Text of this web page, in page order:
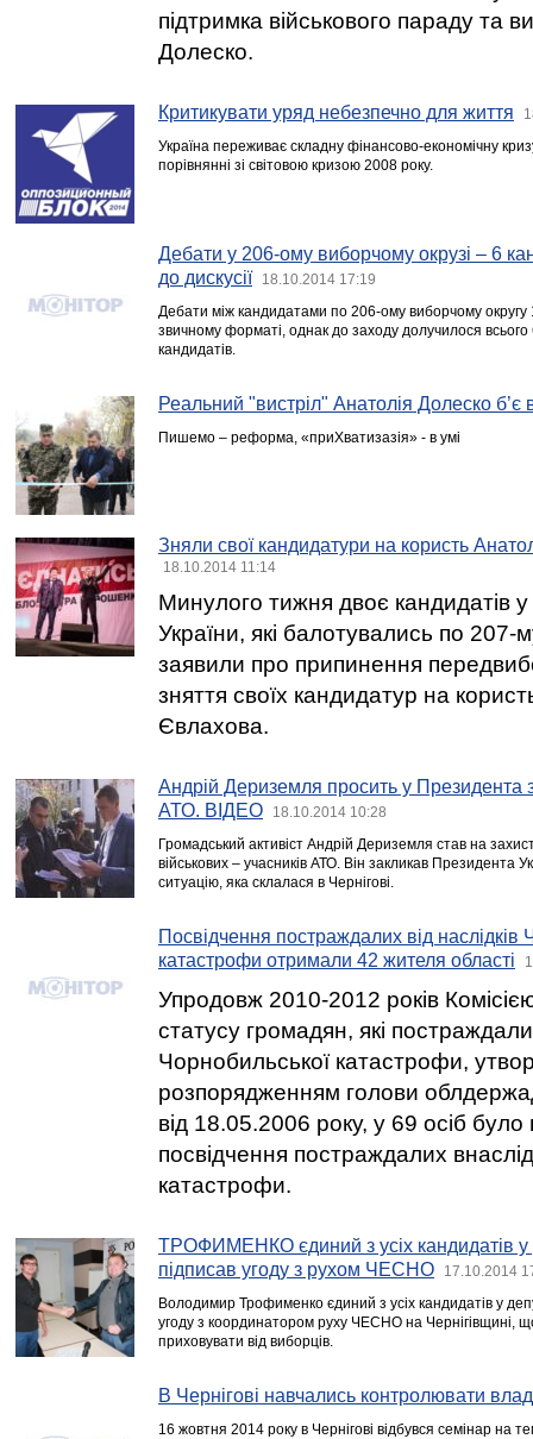
підтримка військового параду та
Долеско.
Критикувати уряд небезпечно для життя
Україна переживає складну фінансово-економічну
порівнянні зі світовою кризою 2008 року.
Дебати у 206-ому виборчому окрузі – 6
до дискусії
18.10.2014 17:19
Дебати між кандидатами по 206-ому виборчому округу
звичному форматі, однак до заходу долучилося всього
кандидатів.
Реальний "вистріл" Анатолія Долеско б’є
Пишемо – реформа, «приХватизазія» - в умі
Зняли свої кандидатури на користь
18.10.2014 11:14
Минулого тижня двоє кандидатів
України, які балотувались по 207-
заявили про припинення
зняття своїх кандидатур на
Євлахова.
Андрій Дериземля просить у Президента
АТО. ВІДЕО
18.10.2014 10:28
Громадський активіст Андрій Дериземля став на
військових – учасників АТО. Він закликав Президента
ситуацію, яка склалася в Чернігові.
Посвідчення постраждалих від наслідків
катастрофи отримали 42 жителя області
Упродовж 2010-2012 років
статусу громадян, які
Чорнобильської катастрофи,
розпорядженням голови
від 18.05.2006 року, у 69 осіб
посвідчення постраждалих
катастрофи.
ТРОФИМЕНКО єдиний з усіх кандидатів у
підписав угоду з рухом ЧЕСНО
17.10.2014
Володимир Трофименко єдиний з усіх кандидатів у
угоду з координатором руху ЧЕСНО на Чернігівщині,
приховувати від виборців.
В Чернігові навчались контролювати
16 жовтня 2014 року в Чернігові відбувся семінар на